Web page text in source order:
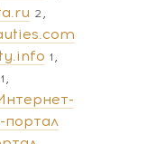
2
1
1
портал